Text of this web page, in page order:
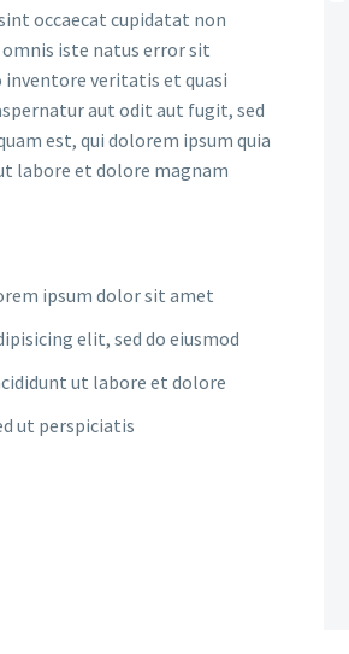
occaecat cupidatat non
iste natus error sit
veritatis et quasi
aut odit aut fugit, sed
est, qui dolorem ipsum quia
labore et dolore magnam
ipsum dolor sit amet
elit, sed do eiusmod
ut labore et dolore
ut perspiciatis